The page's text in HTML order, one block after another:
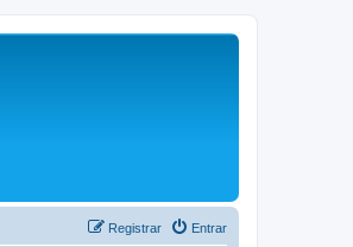
Entrar
Registrar